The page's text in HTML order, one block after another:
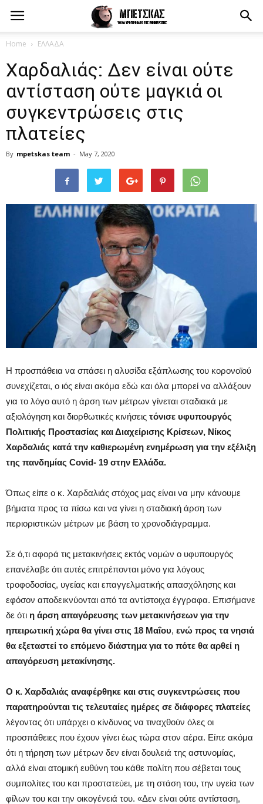
Home ΕΛΛΑΔΑ
Χαρδαλιάς: Δεν είναι ούτε
αντίσταση ούτε μαγκιά οι
συγκεντρώσεις στις
πλατείες
By mpetskas team - May 7, 2020
Η προσπάθεια να σπάσει η αλυσίδα εξάπλωσης του κορονοϊού
συνεχίζεται, ο ιός είναι ακόμα εδώ και όλα μπορεί να αλλάξουν
για το λόγο αυτό η άρση των μέτρων γίνεται σταδιακά με
αξιολόγηση και διορθωτικές κινήσεις τόνισε υφυπουργός
Πολιτικής Προστασίας και Διαχείρισης Κρίσεων, Νίκος
Χαρδαλιάς κατά την καθιερωμένη ενημέρωση για την εξέλιξη
της πανδημίας Covid- 19 στην Ελλάδα.
Όπως είπε ο κ. Χαρδαλιάς στόχος μας είναι να μην κάνουμε
βήματα προς τα πίσω και να γίνει η σταδιακή άρση των
περιοριστικών μέτρων με βάση το χρονοδιάγραμμα.
Σε ό,τι αφορά τις μετακινήσεις εκτός νομών ο υφυπουργός
επανέλαβε ότι αυτές επιτρέπονται μόνο για λόγους
τροφοδοσίας, υγείας και επαγγελματικής απασχόλησης και
εφόσον αποδεικνύονται από τα αντίστοιχα έγγραφα. Επισήμανε
δε ότι η άρση απαγόρευσης των μετακινήσεων για την
ηπειρωτική χώρα θα γίνει στις 18 Μαΐου, ενώ προς τα νησιά
θα εξεταστεί το επόμενο διάστημα για το πότε θα αρθεί η
απαγόρευση μετακίνησης.
Ο κ. Χαρδαλιάς αναφέρθηκε και στις συγκεντρώσεις που
παρατηρούνται τις τελευταίες ημέρες σε διάφορες πλατείες
λέγοντας ότι υπάρχει ο κίνδυνος να τιναχθούν όλες οι
προσπάθειες που έχουν γίνει έως τώρα στον αέρα. Είπε ακόμα
ότι η τήρηση των μέτρων δεν είναι δουλειά της αστυνομίας,
αλλά είναι ατομική ευθύνη του κάθε πολίτη που σέβεται τους
συμπολίτες του και προστατεύει, με τη στάση του, την υγεία των
φίλων του και την οικογένειά του. «Δεν είναι ούτε αντίσταση,